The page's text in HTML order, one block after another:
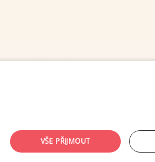
VŠE PŘIJMOUT